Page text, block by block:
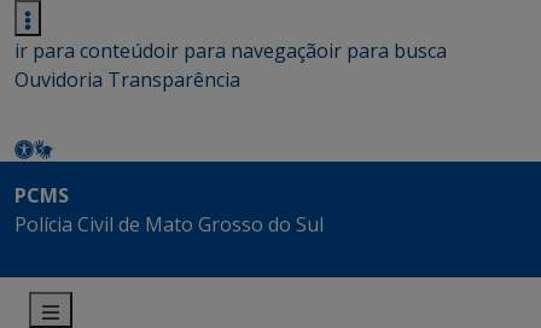
ir para conteúdoir para navegaçãoir para busca
Ouvidoria Transparência
PCMS
Polícia Civil de Mato Grosso do Sul